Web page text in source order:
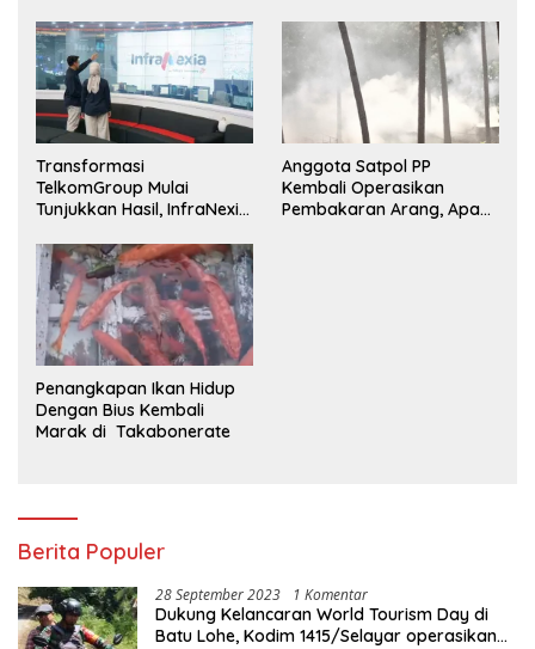
Layanan Perbankan
Kerja Sehat
Transformasi
TelkomGroup Mulai
Tunjukkan Hasil, InfraNexia
Anggota Satpol PP
Kembali Operasikan
Pembakaran Arang, Apa
Penangkapan Ikan Hidup
Dengan Bius Kembali
Marak di Takabonerate
Berita Populer
28 September 2023 1 Komentar
Dukung Kelancaran World Tourism Day di
Batu Lohe, Kodim 1415/Selayar operasikan